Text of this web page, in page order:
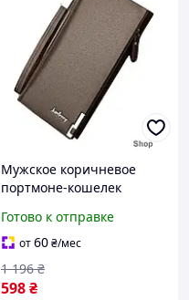
Мужское коричневое
портмоне-кошелек
искусственной кожи с
двумя отделениями и
элегантным клатч-диз
Готово к отправке
от60₴/мес
598₴
1 196 ₴